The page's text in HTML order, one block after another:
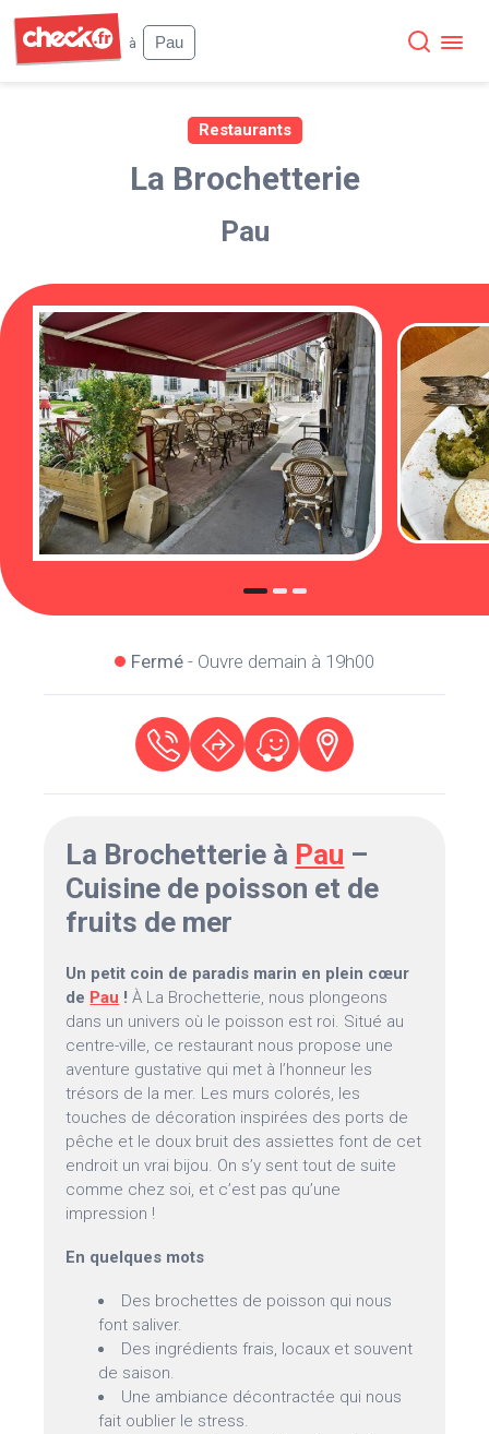
à
Pau
Restaurants
La Brochetterie
Pau
Fermé - Ouvre demain à 19h00
La Brochetterie à Pau –
Cuisine de poisson et de
fruits de mer
Un petit coin de paradis marin en plein cœur
de Pau ! À La Brochetterie, nous plongeons
dans un univers où le poisson est roi. Situé au
centre-ville, ce restaurant nous propose une
aventure gustative qui met à l’honneur les
trésors de la mer. Les murs colorés, les
touches de décoration inspirées des ports de
pêche et le doux bruit des assiettes font de cet
endroit un vrai bijou. On s’y sent tout de suite
comme chez soi, et c’est pas qu’une
impression !
En quelques mots
Des brochettes de poisson qui nous
font saliver.
Des ingrédients frais, locaux et souvent
de saison.
Une ambiance décontractée qui nous
fait oublier le stress.